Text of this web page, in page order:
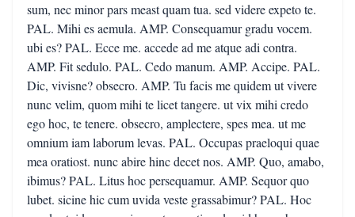
sum, nec minor pars meast quam tua. sed videre expeto te.
PAL. Mihi es aemula. AMP. Consequamur gradu vocem.
ubi es? PAL. Ecce me. accede ad me atque adi contra.
AMP. Fit sedulo. PAL. Cedo manum. AMP. Accipe. PAL.
Dic, vivisne? obsecro. AMP. Tu facis me quidem ut vivere
nunc velim, quom mihi te licet tangere. ut vix mihi credo
ego hoc, te tenere. obsecro, amplectere, spes mea. ut me
omnium iam laborum levas. PAL. Occupas praeloqui quae
mea oratiost. nunc abire hinc decet nos. AMP. Quo, amabo,
ibimus? PAL. Litus hoc persequamur. AMP. Sequor quo
lubet. sicine hic cum uvida veste grassabimur? PAL. Hoc